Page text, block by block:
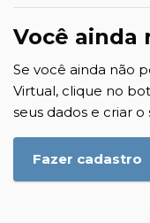
Você ainda
Se você ainda não
Virtual, clique no
seus dados e criar o
Fazer cadastro